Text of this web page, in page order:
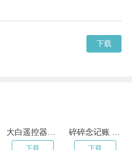
下载
下载 下载